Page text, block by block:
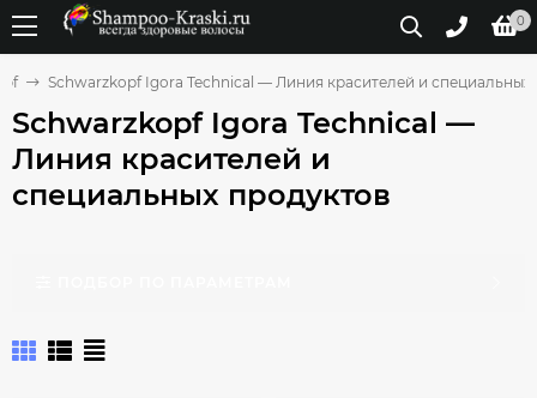
0
Schwarzkopf Igora Technical — Линия красителей и специальных
Schwarzkopf Igora Technical —
Линия красителей и
специальных продуктов